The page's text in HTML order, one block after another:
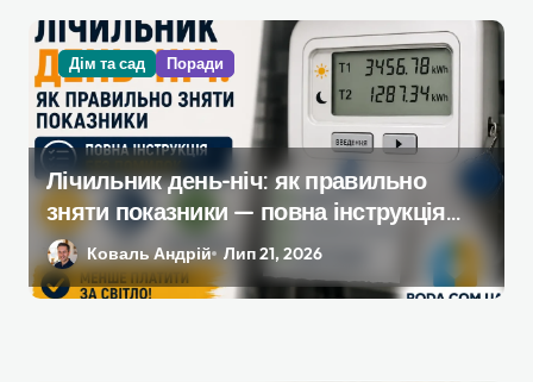
Дім та сад Поради
Лічильник день-ніч: як правильно
зняти показники — повна інструкція
без помилок
Коваль Андрій Лип 21, 2026